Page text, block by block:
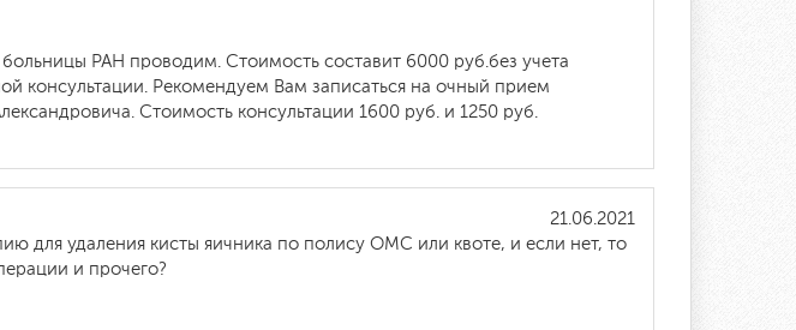
РАН проводим. Стоимость составит 6000 руб.без учета
консультации. Рекомендуем Вам записаться на очный прием
Стоимость консультации 1600 руб. и 1250 руб.
21.06.2021
для удаления кисты яичника по полису ОМС или квоте, и если нет, то
и прочего?